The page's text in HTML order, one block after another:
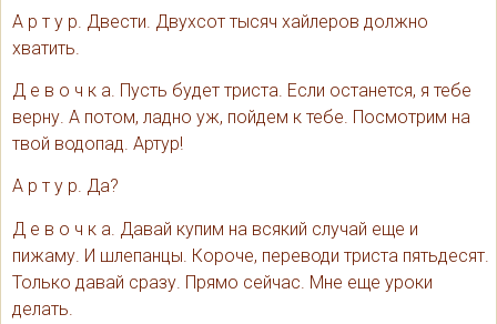
А р т у р. Двести. Двухсот тысяч хайлеров должно
хватить.
Д е в о ч к а. Пусть будет триста. Если останется, я тебе
верну. А потом, ладно уж, пойдем к тебе. Посмотрим на
твой водопад. Артур!
А р т у р. Да?
Д е в о ч к а. Давай купим на всякий случай еще и
пижаму. И шлепанцы. Короче, переводи триста пятьдесят.
Только давай сразу. Прямо сейчас. Мне еще уроки
делать.